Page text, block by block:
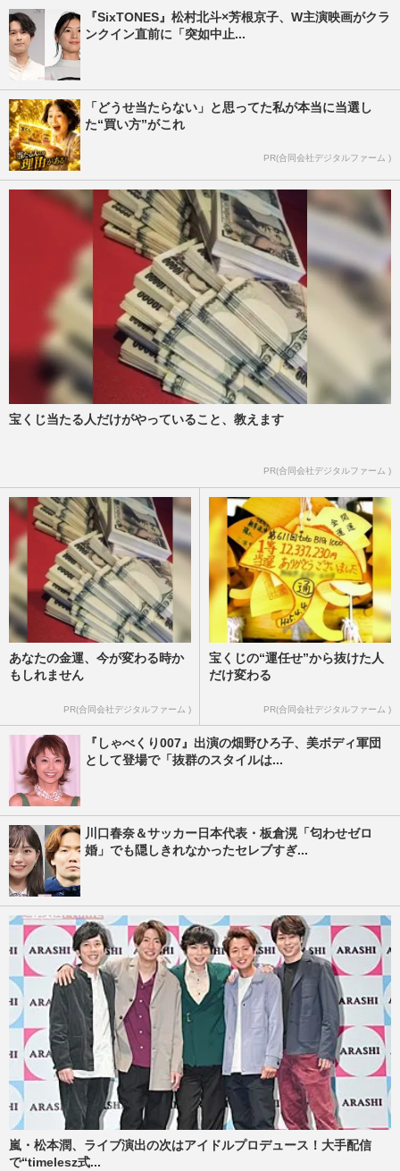
『SixTONES』松村北斗×芳根京子、W主演映画がクラ
ンクイン直前に「突如中止...
「どうせ当たらない」と思ってた私が本当に当選し
た“買い方”がこれ
PR(合同会社デジタルファーム )
宝くじ当たる人だけがやっていること、教えます
PR(合同会社デジタルファーム )
あなたの金運、今が変わる時か
もしれません
PR(合同会社デジタルファーム )
宝くじの“運任せ”から抜けた人
だけ変わる
PR(合同会社デジタルファーム )
『しゃべくり007』出演の畑野ひろ子、美ボディ軍団
として登場で「抜群のスタイルは...
川口春奈＆サッカー日本代表・板倉滉「匂わせゼロ
婚」でも隠しきれなかったセレブすぎ...
嵐・松本潤、ライブ演出の次はアイドルプロデュース！大手配信
で“timelesz式...